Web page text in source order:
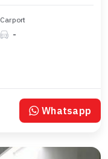
Carport
-
Whatsapp